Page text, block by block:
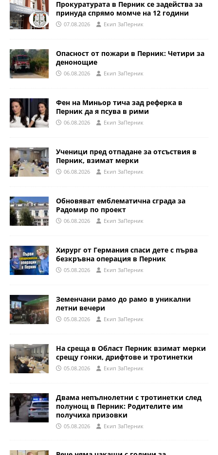
Прокуратурата в Перник се задейства за
принуда спрямо момче на 12 години
07.08.2026 Eкип ЗаПерник
Опасност от пожари в Перник: Четири за
денонощие
06.08.2026 Eкип ЗаПерник
Фен на Миньор тича зад реферка в
Перник да я псува в рими
06.08.2026 Eкип ЗаПерник
Ученици пред отпадане за отсъствия в
Перник, взимат мерки
06.08.2026 Eкип ЗаПерник
Обновяват емблематична сграда за
Радомир по проект
06.08.2026 Eкип ЗаПерник
Хирург от Германия спаси дете с първа
безкръвна операция в Перник
05.08.2026 Eкип ЗаПерник
Земенчани рамо до рамо в уникални
летни вечери
05.08.2026 Eкип ЗаПерник
На среща в Област Перник взимат мерки
срещу гонки, дрифтове и тротинетки
05.08.2026 Eкип ЗаПерник
Двама непълнолетни с тротинетки след
полунощ в Перник: Родителите им
получиха призовки
05.08.2026 Eкип ЗаПерник